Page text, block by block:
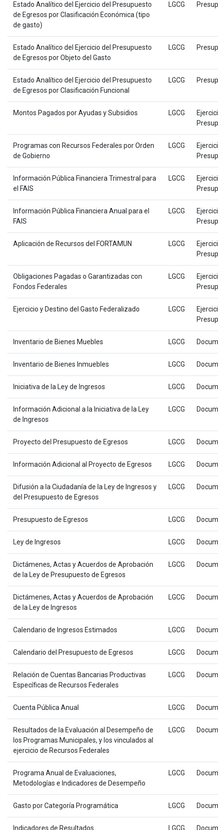
Estado Analítico del Ejercicio del Presupuesto
de Egresos por Clasificación Económica (tipo
de gasto)
LGCG
Estado Analítico del Ejercicio del Presupuesto
de Egresos por Objeto del Gasto
LGCG
Estado Analítico del Ejercicio del Presupuesto
de Egresos por Clasificación Funcional
LGCG
Montos Pagados por Ayudas y Subsidios LGCG
Programas con Recursos Federales por Orden
de Gobierno
LGCG
Información Pública Financiera Trimestral para
el FAIS
LGCG
Información Pública Financiera Anual para el
FAIS
LGCG
Aplicación de Recursos del FORTAMUN LGCG
Obligaciones Pagadas o Garantizadas con
Fondos Federales
LGCG
Ejercicio y Destino del Gasto Federalizado LGCG
Inventario de Bienes Muebles LGCG
Inventario de Bienes Inmuebles LGCG
Iniciativa de la Ley de Ingresos LGCG
Información Adicional a la Iniciativa de la Ley
de Ingresos
LGCG
Proyecto del Presupuesto de Egresos LGCG
Información Adicional al Proyecto de Egresos LGCG
Difusión a la Ciudadanía de la Ley de Ingresos y
del Presupuesto de Egresos
LGCG
Presupuesto de Egresos LGCG
Ley de Ingresos LGCG
Dictámenes, Actas y Acuerdos de Aprobación
de la Ley de Presupuesto de Egresos
LGCG
Dictámenes, Actas y Acuerdos de Aprobación
de la Ley de Ingresos
LGCG
Calendario de Ingresos Estimados LGCG
Calendario del Presupuesto de Egresos LGCG
Relación de Cuentas Bancarias Productivas
Específicas de Recursos Federales
LGCG
Cuenta Pública Anual LGCG
Resultados de la Evaluación al Desempeño de
los Programas Municipales, y los vinculados al
ejercicio de Recursos Federales
LGCG
Programa Anual de Evaluaciones,
Metodologías e Indicadores de Desempeño
LGCG
Gasto por Categoría Programática LGCG
Indicadores de Resultados LGCG